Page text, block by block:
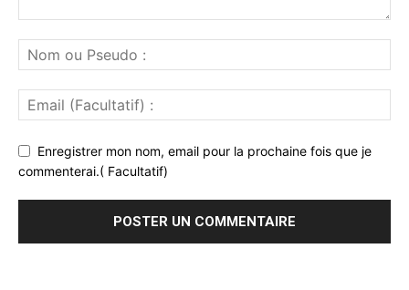
Enregistrer mon nom, email pour la prochaine fois que je
commenterai.( Facultatif)